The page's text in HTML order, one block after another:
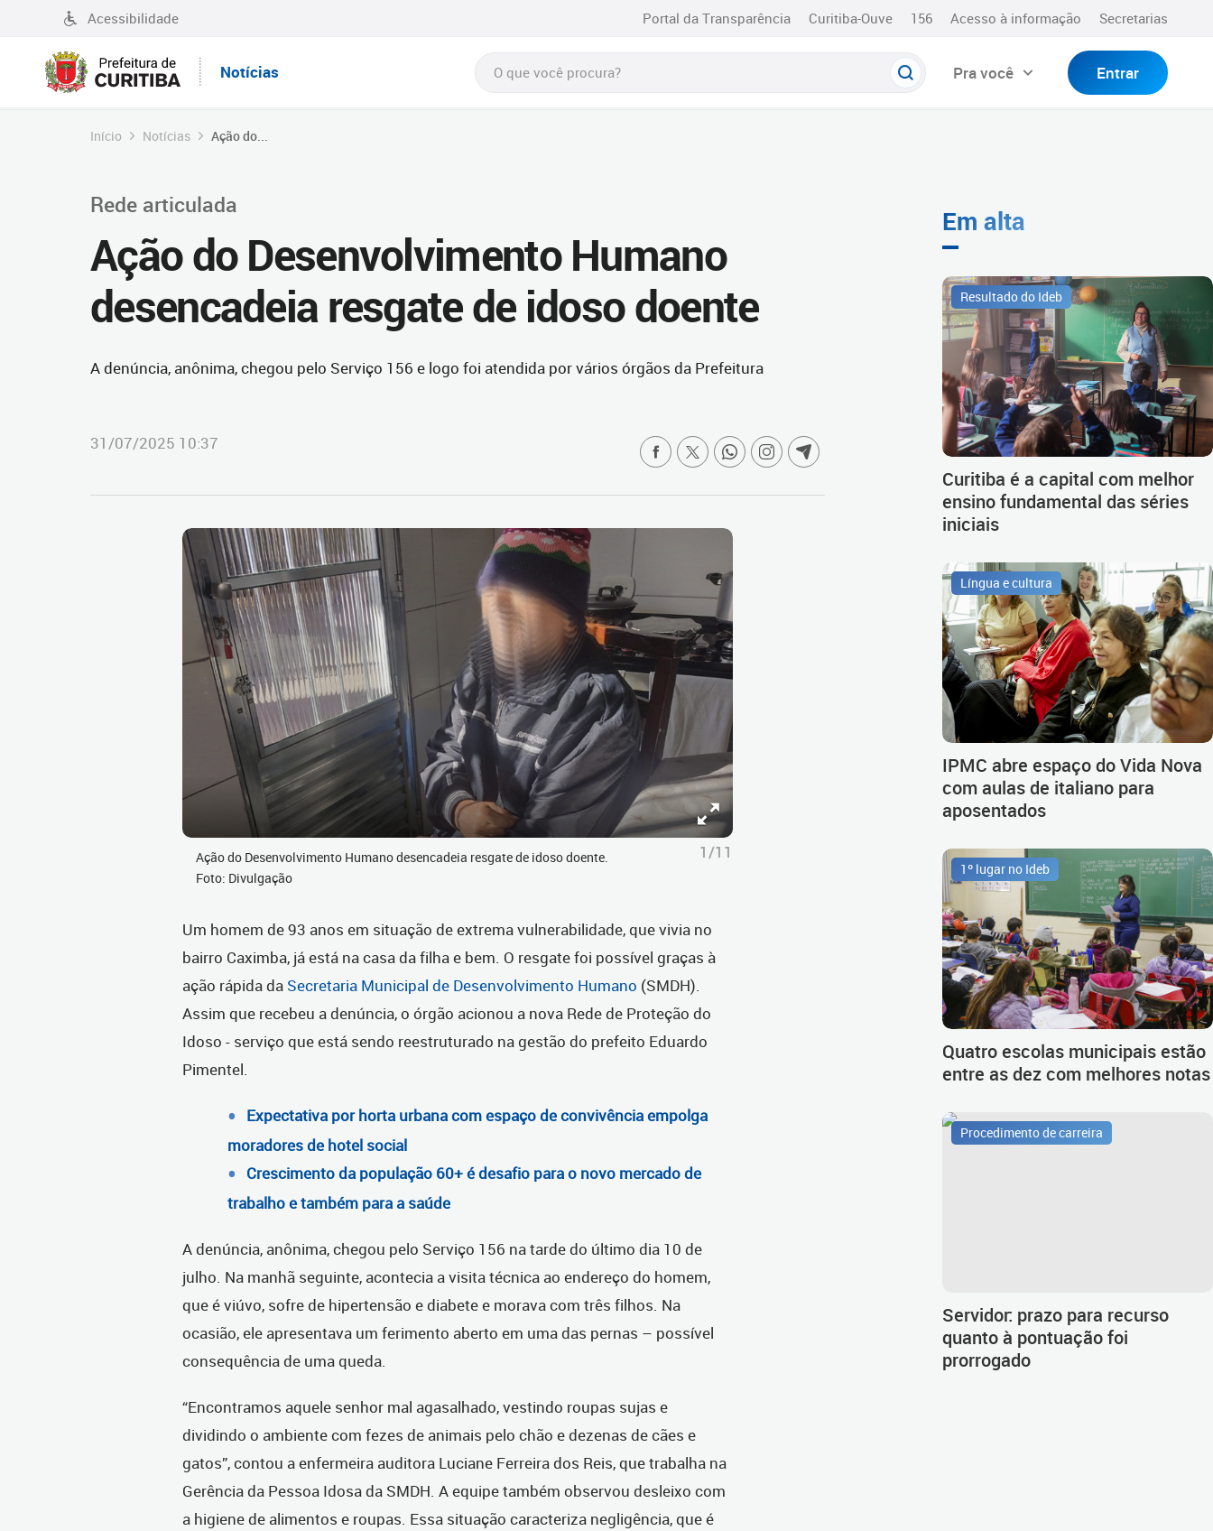
Acessibilidade Portal da Transparência Curitiba-Ouve 156 Acesso à informação Secretarias
Notícias Pra você Entrar
Início Notícias Ação do...
Rede articulada
Ação do Desenvolvimento Humano
desencadeia resgate de idoso doente
A denúncia, anônima, chegou pelo Serviço 156 e logo foi atendida por vários órgãos da Prefeitura
31/07/2025 10:37
Ação do Desenvolvimento Humano desencadeia resgate de idoso doente.
Foto: Divulgação
1/11
Um homem de 93 anos em situação de extrema vulnerabilidade, que vivia no
bairro Caximba, já está na casa da filha e bem. O resgate foi possível graças à
ação rápida da Secretaria Municipal de Desenvolvimento Humano (SMDH).
Assim que recebeu a denúncia, o órgão acionou a nova Rede de Proteção do
Idoso - serviço que está sendo reestruturado na gestão do prefeito Eduardo
Pimentel.
Expectativa por horta urbana com espaço de convivência empolga
moradores de hotel social
Crescimento da população 60+ é desafio para o novo mercado de
trabalho e também para a saúde
A denúncia, anônima, chegou pelo Serviço 156 na tarde do último dia 10 de
julho. Na manhã seguinte, acontecia a visita técnica ao endereço do homem,
que é viúvo, sofre de hipertensão e diabete e morava com três filhos. Na
ocasião, ele apresentava um ferimento aberto em uma das pernas – possível
consequência de uma queda.
“Encontramos aquele senhor mal agasalhado, vestindo roupas sujas e
dividindo o ambiente com fezes de animais pelo chão e dezenas de cães e
gatos”, contou a enfermeira auditora Luciane Ferreira dos Reis, que trabalha na
Gerência da Pessoa Idosa da SMDH. A equipe também observou desleixo com
a higiene de alimentos e roupas. Essa situação caracteriza negligência, que é
Em alta
Resultado do Ideb
Curitiba é a capital com melhor
ensino fundamental das séries
iniciais
Língua e cultura
IPMC abre espaço do Vida Nova
com aulas de italiano para
aposentados
1º lugar no Ideb
Quatro escolas municipais estão
entre as dez com melhores notas
Procedimento de carreira
Servidor: prazo para recurso
quanto à pontuação foi
prorrogado